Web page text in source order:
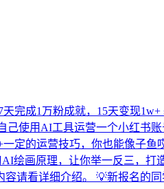
成1万粉成就，15天变现1w+
使用AI工具运营一个小红书
定的运营技巧，你也能像子鱼
绘画原理，让你举一反三，打
请看详细介绍。 💡新报名的